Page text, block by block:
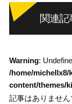
関連記
Warning:
/home/
content/themes/
記事はありません